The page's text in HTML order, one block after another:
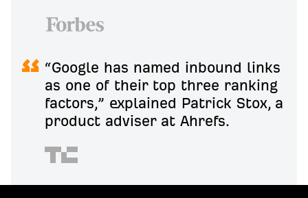
“Google has named inbound links
as one of their top three ranking
factors,” explained Patrick Stox, a
product adviser at Ahrefs.